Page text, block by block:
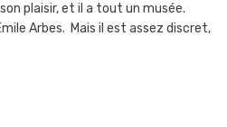
plaisir, et il a tout un musée.
Arbes. Mais il est assez discret,